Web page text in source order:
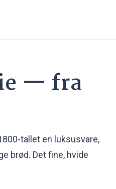
— fra
tallet en luksusvare,
brød. Det fine, hvide